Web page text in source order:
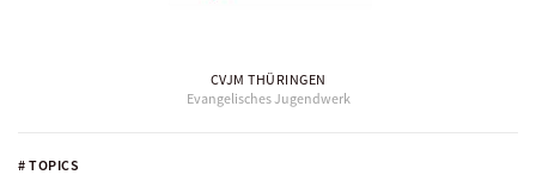
# TOPICS
CVJM THÜRINGEN
Evangelisches Jugendwerk